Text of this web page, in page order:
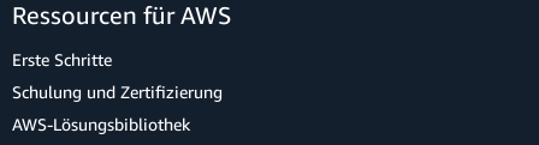
Ressourcen für AWS
Erste Schritte
Schulung und Zertifizierung
AWS-Lösungsbibliothek